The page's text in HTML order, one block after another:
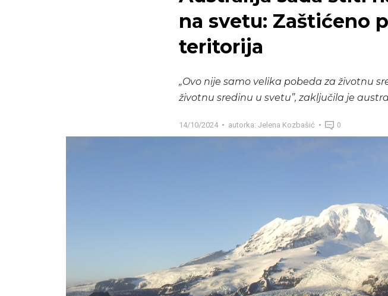
na svetu: Zaštićeno
teritorija
„Ovo nije samo velika pobeda za životnu
životnu sredinu u svetu”, zaključila je
14/10/2024 autorka: Jelena Kozbašić 0